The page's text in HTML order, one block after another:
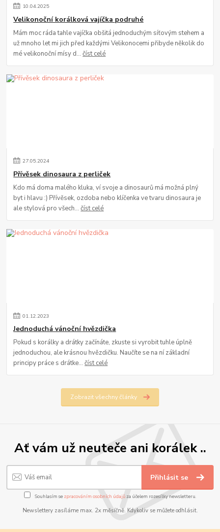
10.04.2025
Velikonoční korálková vajíčka podruhé
Mám moc ráda tahle vajíčka obšitá jednoduchým síťovým stehem a
už mnoho let mi jich před každými Velikonocemi přibyde několik do
mé velikonoční mísy d...číst celé
27.05.2024
Přívěsek dinosaura z perliček
Kdo má doma malého kluka, ví svoje a dinosaurů má možná plný
byt i hlavu :) Přívěsek, ozdoba nebo klíčenka ve tvaru dinosaura je
ale stylová pro všech...číst celé
01.12.2023
Jednoduchá vánoční hvězdička
Pokud s korálky a drátky začínáte, zkuste si vyrobit tuhle úplně
jednoduchou, ale krásnou hvězdičku. Naučíte se na ní základní
principy práce s drátke...číst celé
Zobrazit všechny články
Ať vám už neuteče ani korálek ..
Přihlásit se
Souhlasím se zpracováním osobních údajůza účelem rozesílky newsletteru.
Newslettery zasíláme max. 2x měsíčně. Kdykoliv se můžete odhlásit.